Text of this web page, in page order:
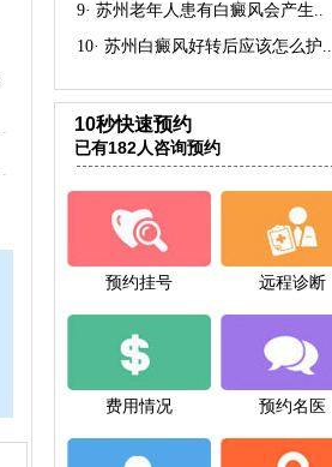
9· 苏州老年人患有白癜风会产生..
10· 苏州白癜风好转后应该怎么护..
10秒快速预约
已有182人咨询预约
预约挂号 远程诊断
费用情况 预约名医